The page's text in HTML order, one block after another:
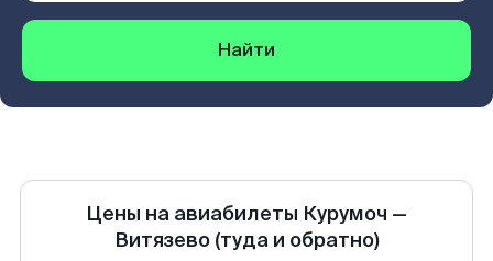
Найти
Цены на авиабилеты Курумоч —
Витязево (туда и обратно)